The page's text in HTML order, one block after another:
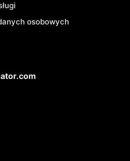
osobowych